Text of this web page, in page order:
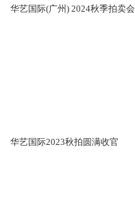
华艺国际(广州) 2024秋季拍卖会
华艺国际2023秋拍圆满收官